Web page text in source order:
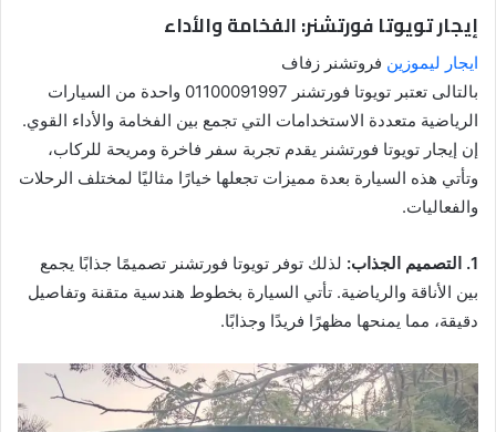
إيجار تويوتا فورتشنر: الفخامة والأداء
ايجار ليموزين فروتشنر زفاف
بالتالى تعتبر تويوتا فورتشنر 01100091997 واحدة من السيارات
الرياضية متعددة الاستخدامات التي تجمع بين الفخامة والأداء القوي.
إن إيجار تويوتا فورتشنر يقدم تجربة سفر فاخرة ومريحة للركاب،
وتأتي هذه السيارة بعدة مميزات تجعلها خيارًا مثاليًا لمختلف الرحلات
والفعاليات.
1. التصميم الجذاب:
لذلك توفر تويوتا فورتشنر تصميمًا جذابًا يجمع
بين الأناقة والرياضية. تأتي السيارة بخطوط هندسية متقنة وتفاصيل
دقيقة، مما يمنحها مظهرًا فريدًا وجذابًا.